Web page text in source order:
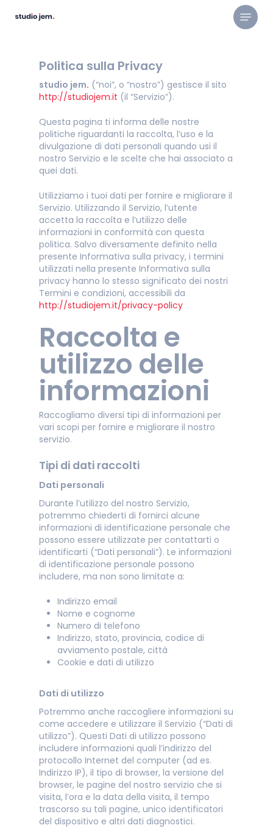
Menu
Politica sulla Privacy
studio jem. (“noi”, o “nostro”) gestisce il sito
http://studiojem.it (il “Servizio”).
Questa pagina ti informa delle nostre
politiche riguardanti la raccolta, l’uso e la
divulgazione di dati personali quando usi il
nostro Servizio e le scelte che hai associato a
quei dati.
Utilizziamo i tuoi dati per fornire e migliorare il
Servizio. Utilizzando il Servizio, l’utente
accetta la raccolta e l’utilizzo delle
informazioni in conformità con questa
politica. Salvo diversamente definito nella
presente Informativa sulla privacy, i termini
utilizzati nella presente Informativa sulla
privacy hanno lo stesso significato dei nostri
Termini e condizioni, accessibili da
http://studiojem.it/privacy-policy
Raccolta e
utilizzo delle
informazioni
Raccogliamo diversi tipi di informazioni per
vari scopi per fornire e migliorare il nostro
servizio.
Tipi di dati raccolti
Dati personali
Durante l’utilizzo del nostro Servizio,
potremmo chiederti di fornirci alcune
informazioni di identificazione personale che
possono essere utilizzate per contattarti o
identificarti (“Dati personali”). Le informazioni
di identificazione personale possono
includere, ma non sono limitate a:
Indirizzo email
Nome e cognome
Numero di telefono
Indirizzo, stato, provincia, codice di
avviamento postale, città
Cookie e dati di utilizzo
Dati di utilizzo
Potremmo anche raccogliere informazioni su
come accedere e utilizzare il Servizio (“Dati di
utilizzo”). Questi Dati di utilizzo possono
includere informazioni quali l’indirizzo del
protocollo Internet del computer (ad es.
Indirizzo IP), il tipo di browser, la versione del
browser, le pagine del nostro servizio che si
visita, l’ora e la data della visita, il tempo
trascorso su tali pagine, unico identificatori
del dispositivo e altri dati diagnostici.